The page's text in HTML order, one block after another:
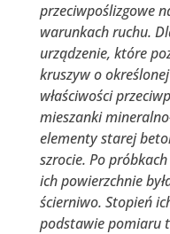
przeciwpoślizgowe
warunkach ruchu.
urządzenie, które
kruszyw o
właściwości
mieszanki
elementy starej
szrocie. Po
ich powierzchnie
ścierniwo. Stopień
podstawie pomiaru